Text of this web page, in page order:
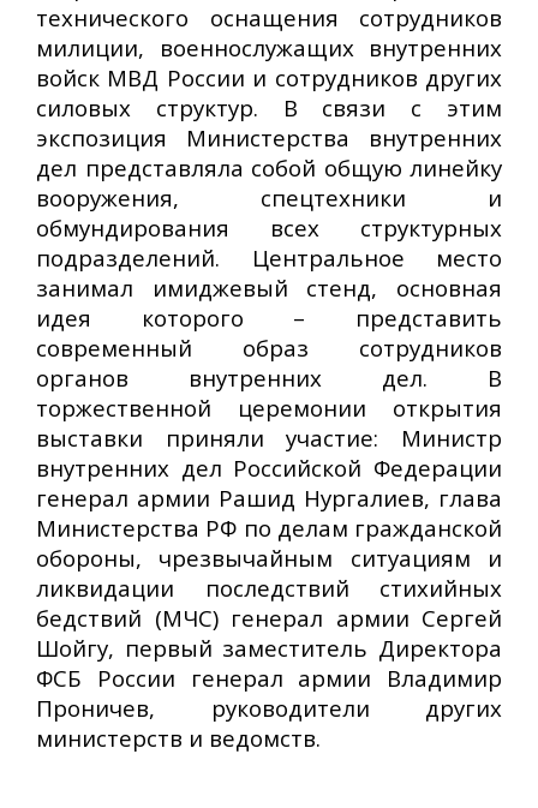
технического оснащения сотрудников
милиции, военнослужащих внутренних
войск МВД России и сотрудников других
силовых структур. В связи с этим
экспозиция Министерства внутренних
дел представляла собой общую линейку
вооружения, спецтехники и
обмундирования всех структурных
подразделений. Центральное место
занимал имиджевый стенд, основная
идея которого – представить
современный образ сотрудников
органов внутренних дел. В
торжественной церемонии открытия
выставки приняли участие: Министр
внутренних дел Российской Федерации
генерал армии Рашид Нургалиев, глава
Министерства РФ по делам гражданской
обороны, чрезвычайным ситуациям и
ликвидации последствий стихийных
бедствий (МЧС) генерал армии Сергей
Шойгу, первый заместитель Директора
ФСБ России генерал армии Владимир
Проничев, руководители других
министерств и ведомств.